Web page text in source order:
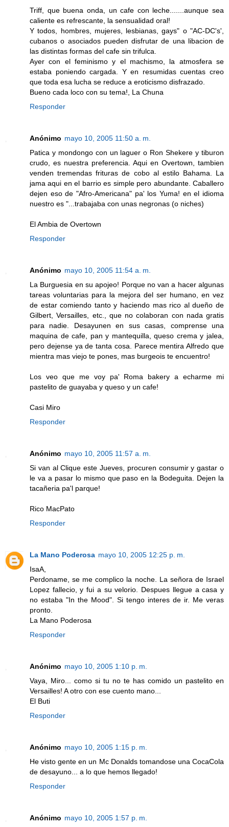
Triff, que buena onda, un cafe con leche.......aunque sea
caliente es refrescante, la sensualidad oral!
Y todos, hombres, mujeres, lesbianas, gays" o "AC-DC's',
cubanos o asociados pueden disfrutar de una libacion de
las distintas formas del cafe sin trifulca.
Ayer con el feminismo y el machismo, la atmosfera se
estaba poniendo cargada. Y en resumidas cuentas creo
que toda esa lucha se reduce a eroticismo disfrazado.
Bueno cada loco con su tema!, La Chuna
Responder
Anónimo mayo 10, 2005 11:50 a. m.
Patica y mondongo con un laguer o Ron Shekere y tiburon
crudo, es nuestra preferencia. Aqui en Overtown, tambien
venden tremendas frituras de cobo al estilo Bahama. La
jama aqui en el barrio es simple pero abundante. Caballero
dejen eso de "Afro-Americana" pa' los Yuma! en el idioma
nuestro es "...trabajaba con unas negronas (o niches)
El Ambia de Overtown
Responder
Anónimo mayo 10, 2005 11:54 a. m.
La Burguesia en su apojeo! Porque no van a hacer algunas
tareas voluntarias para la mejora del ser humano, en vez
de estar comiendo tanto y haciendo mas rico al dueño de
Gilbert, Versailles, etc., que no colaboran con nada gratis
para nadie. Desayunen en sus casas, comprense una
maquina de cafe, pan y mantequilla, queso crema y jalea,
pero dejense ya de tanta cosa. Parece mentira Alfredo que
mientra mas viejo te pones, mas burgeois te encuentro!
Los veo que me voy pa' Roma bakery a echarme mi
pastelito de guayaba y queso y un cafe!
Casi Miro
Responder
Anónimo mayo 10, 2005 11:57 a. m.
Si van al Clique este Jueves, procuren consumir y gastar o
le va a pasar lo mismo que paso en la Bodeguita. Dejen la
tacañeria pa'l parque!
Rico MacPato
Responder
La Mano Poderosa mayo 10, 2005 12:25 p. m.
IsaA,
Perdoname, se me complico la noche. La señora de Israel
Lopez fallecio, y fui a su velorio. Despues llegue a casa y
no estaba "In the Mood". Si tengo interes de ir. Me veras
pronto.
La Mano Poderosa
Responder
Anónimo mayo 10, 2005 1:10 p. m.
Vaya, Miro... como si tu no te has comido un pastelito en
Versailles! A otro con ese cuento mano...
El Buti
Responder
Anónimo mayo 10, 2005 1:15 p. m.
He visto gente en un Mc Donalds tomandose una CocaCola
de desayuno... a lo que hemos llegado!
Responder
Anónimo mayo 10, 2005 1:57 p. m.